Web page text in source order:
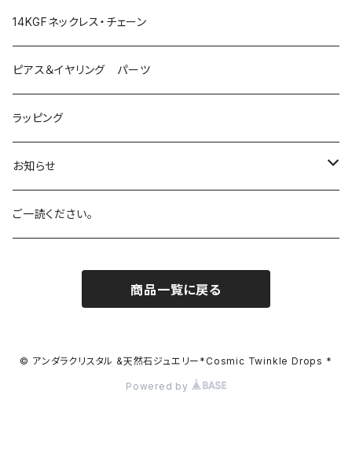
イエロー
グリーン
オレンジ
ホワイト
バイオレット
レアカラー
Angel Aura Cismic Ice
Angel Aura Pink
Azul Elysium
Aqua
Celestial Gold
Celestial Heart
Celestial Sapphire
ハーキマーダイヤモンド
ブラックガーデンスモーキークォーツ
サンストーン
ルチルクォーツ
アーカンソー産スモーキークォーツ
ピンクトルマリン
アクアマリン
14KGFネックレス・チェーン
ピアス＆イヤリング パーツ
ラッピング
お知らせ
SALE!
ご一読ください。
商品一覧に戻る
© アンダラクリスタル &天然石ジュエリー*Cosmic Twinkle Drops *
Powered by